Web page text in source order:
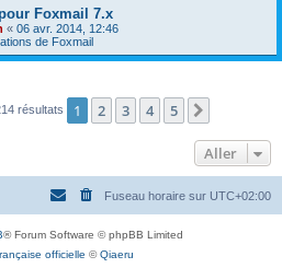
Foxmail 7.x
« 06 avr. 2014, 12:46
de Foxmail
résultats 1 2 3 4 5
Aller
Fuseau horaire sur UTC+02:00
® Forum Software © phpBB Limited
officielle ©Qiaeru